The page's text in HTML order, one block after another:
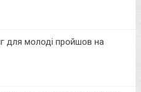
для молоді пройшов на